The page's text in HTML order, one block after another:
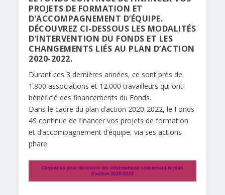
PROJETS DE FORMATION ET
D’ACCOMPAGNEMENT D’ÉQUIPE.
DÉCOUVREZ CI-DESSOUS LES MODALITÉS
D’INTERVENTION DU FONDS ET LES
CHANGEMENTS LIÉS AU PLAN D’ACTION
2020-2022.
Durant ces 3 dernières années, ce sont près de
1.800 associations et 12.000 travailleurs qui ont
bénéficié des financements du Fonds.
Dans le cadre du plan d’action 2020-2022, le Fonds
4S continue de financer vos projets de formation
et d’accompagnement d’équipe, via ses actions
phare.